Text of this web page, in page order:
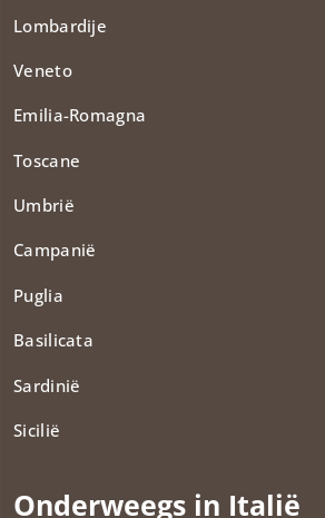
Lombardije
Veneto
Emilia-Romagna
Toscane
Umbrië
Campanië
Puglia
Basilicata
Sardinië
Sicilië
Onderweegs in Italië